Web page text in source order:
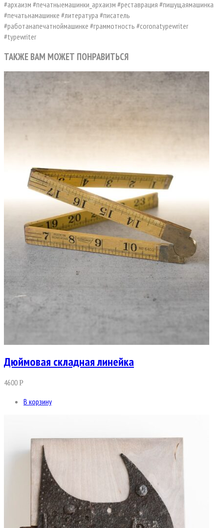
#архаизм #печатныемашинки_архаизм #реставрация #пишущаямашинка
#печатьнамашинке #литература #писатель
#работанапечатноймашинке #граммотность #coronatypewriter
#typewriter
ТАКЖЕ ВАМ МОЖЕТ ПОНРАВИТЬСЯ
Дюймовая складная линейка
4600Р
В корзину